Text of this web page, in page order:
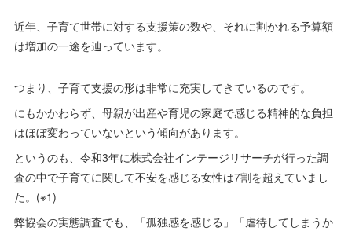
近年、子育て世帯に対する支援策の数や、それに割かれる予算額
は増加の一途を辿っています。
つまり、子育て支援の形は非常に充実してきているのです。
にもかかわらず、母親が出産や育児の家庭で感じる精神的な負担
はほぼ変わっていないという傾向があります。
というのも、令和3年に株式会社インテージリサーチが行った調
査の中で子育てに関して不安を感じる女性は7割を超えていまし
た。(※1)
弊協会の実態調査でも、「孤独感を感じる」「虐待してしまうか